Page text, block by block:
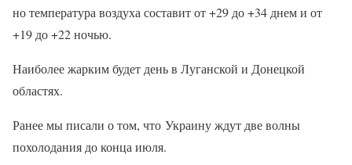
но температура воздуха составит от +29 до +34 днем ​​и от
+19 до +22 ночью.
Наиболее жарким будет день в Луганской и Донецкой
областях.
Ранее мы писали о том, что Украину ждут две волны
похолодания до конца июля.